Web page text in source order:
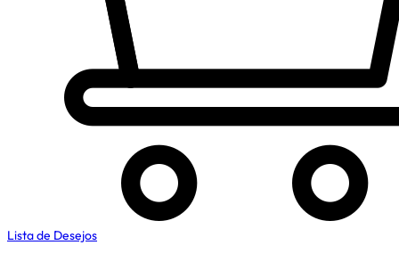
Lista de Desejos